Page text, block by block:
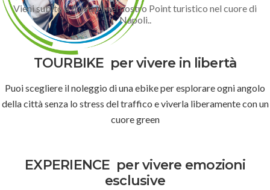
Vieni subito a trovarci nel nostro Point turistico nel cuore di
Napoli..
TOURBIKE per vivere in libertà
Puoi scegliere il noleggio di una ebike per esplorare ogni angolo
della città senza lo stress del traffico e viverla liberamente con un
cuore green
EXPERIENCE per vivere emozioni
esclusive